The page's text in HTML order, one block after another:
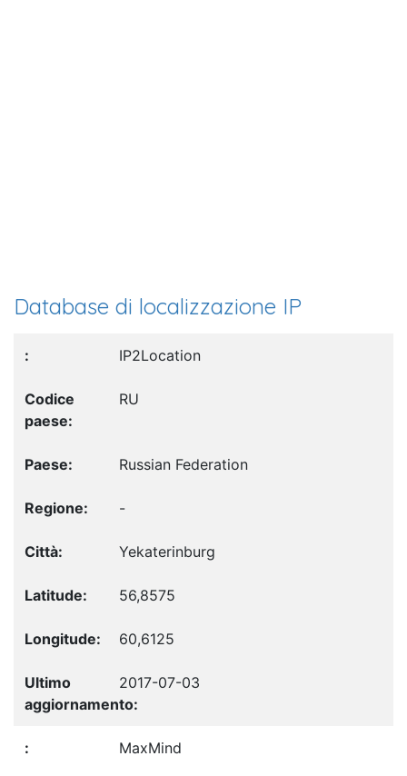
Database di localizzazione IP
IP2Location
RU
Russian Federation
-
Yekaterinburg
56,8575
60,6125
2017-07-03
MaxMind